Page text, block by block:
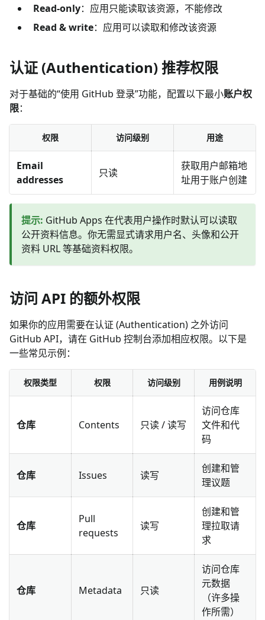
Read-only：应用只能读取该资源，不能修改
Read & write：应用可以读取和修改该资源
认证 (Authentication) 推荐权限
对于基础的“使用 GitHub 登录”功能，配置以下最小账户权
限：
权限 访问级别 用途
Email
addresses
只读
获取用户邮箱地
址用于账户创建
提示: GitHub Apps 在代表用户操作时默认可以读取
公开资料信息。你无需显式请求用户名、头像和公开
资料 URL 等基础资料权限。
访问 API 的额外权限
如果你的应用需要在认证 (Authentication) 之外访问
GitHub API，请在 GitHub 控制台添加相应权限。以下是
一些常见示例：
权限类型 权限 访问级别 用例说明
仓库 Contents 只读 / 读写
访问仓库
文件和代
码
仓库 Issues 读写
创建和管
理议题
仓库
Pull
requests
读写
创建和管
理拉取请
求
仓库 Metadata 只读
访问仓库
元数据
（许多操
作所需）